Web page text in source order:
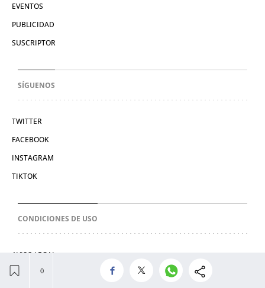
EVENTOS
PUBLICIDAD
SUSCRIPTOR
SÍGUENOS
TWITTER
FACEBOOK
INSTAGRAM
TIKTOK
CONDICIONES DE USO
AVISO LEGAL
POLÍTICA DE PRIVACIDAD